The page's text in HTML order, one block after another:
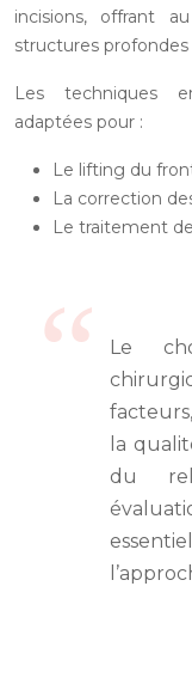
incisions, offrant
structures profondes
Les techniques
adaptées pour :
Le lifting du
La correction
Le traitement
Le
la
du